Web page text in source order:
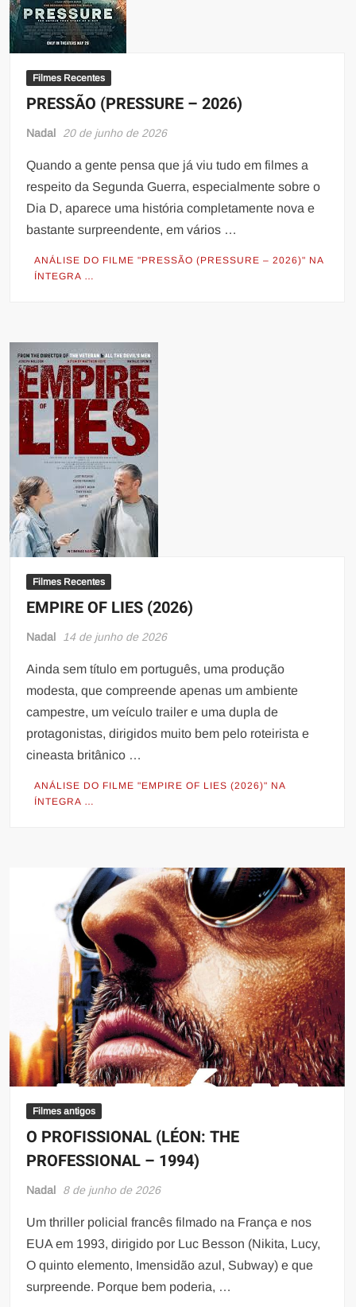
Filmes Recentes
PRESSÃO (PRESSURE – 2026)
Nadal 20 de junho de 2026
Quando a gente pensa que já viu tudo em filmes a
respeito da Segunda Guerra, especialmente sobre o
Dia D, aparece uma história completamente nova e
bastante surpreendente, em vários …
ANÁLISE DO FILME "PRESSÃO (PRESSURE – 2026)" NA
ÍNTEGRA …
Filmes Recentes
EMPIRE OF LIES (2026)
Nadal 14 de junho de 2026
Ainda sem título em português, uma produção
modesta, que compreende apenas um ambiente
campestre, um veículo trailer e uma dupla de
protagonistas, dirigidos muito bem pelo roteirista e
cineasta britânico …
ANÁLISE DO FILME "EMPIRE OF LIES (2026)" NA
ÍNTEGRA …
Filmes antigos
O PROFISSIONAL (LÉON: THE
PROFESSIONAL – 1994)
Nadal 8 de junho de 2026
Um thriller policial francês filmado na França e nos
EUA em 1993, dirigido por Luc Besson (Nikita, Lucy,
O quinto elemento, Imensidão azul, Subway) e que
surpreende. Porque bem poderia, …